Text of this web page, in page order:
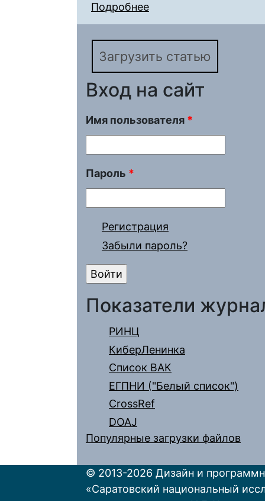
Подробнее
абнотивности
Загрузить статью
Вход на сайт
Имя пользователя *
Пароль *
Регистрация
Забыли пароль?
Показатели
РИНЦ
КиберЛенинка
Список ВАК
ЕГПНИ ("Белый список")
CrossRef
DOAJ
Популярные загрузки файлов
© 2013-2026 Дизайн и
«Саратовский национальный